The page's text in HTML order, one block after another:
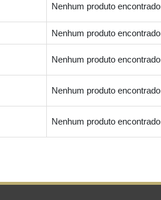
Nenhum produto encontrado
Nenhum produto encontrado
Nenhum produto encontrado
Nenhum produto encontrado
Nenhum produto encontrado